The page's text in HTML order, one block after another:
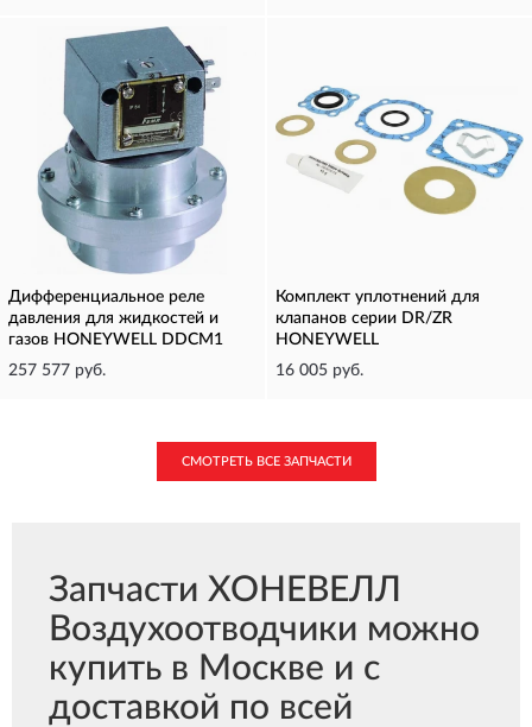
Дифференциальное реле
давления для жидкостей и
газов HONEYWELL DDCM1
257 577 руб.
Комплект уплотнений для
клапанов серии DR/ZR
HONEYWELL
16 005 руб.
СМОТРЕТЬ ВСЕ ЗАПЧАСТИ
Запчасти ХОНЕВЕЛЛ
Воздухоотводчики можно
купить в Москве и с
доставкой по всей